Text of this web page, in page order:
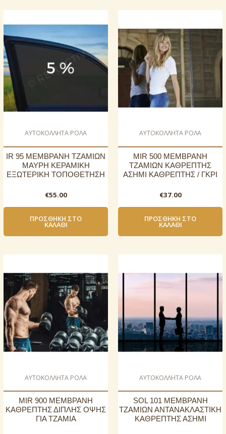
AΥΤΟΚΟΛΛΗΤΑ ΡΟΛΑ
IR 95 ΜΕΜΒΡΑΝΗ ΤΖΑΜΙΩΝ
ΜΑΥΡΗ ΚΕΡΑΜΙΚΗ
ΕΞΩΤΕΡΙΚΗ ΤΟΠΟΘΕΤΗΣΗ
€55.00
ΠΡΟΣΘΉΚΗ ΣΤΟ
ΚΑΛΆΘΙ
AΥΤΟΚΟΛΛΗΤΑ ΡΟΛΑ
MIR 500 ΜΕΜΒΡΑΝΗ
ΤΖΑΜΙΩΝ ΚΑΘΡΕΠΤΗΣ
ΑΣΗΜΙ ΚΑΘΡΕΠΤΗΣ / ΓΚΡΙ
€37.00
ΠΡΟΣΘΉΚΗ ΣΤΟ
ΚΑΛΆΘΙ
AΥΤΟΚΟΛΛΗΤΑ ΡΟΛΑ
MIR 900 ΜΕΜΒΡΑΝΗ
ΚΑΘΡΕΠΤΗΣ ΔΙΠΛΗΣ ΟΨΗΣ
ΓΙΑ ΤΖΑΜΙΑ
AΥΤΟΚΟΛΛΗΤΑ ΡΟΛΑ
SOL 101 ΜΕΜΒΡΑΝΗ
ΤΖΑΜΙΩΝ ΑΝΤΑΝΑΚΛΑΣΤΙΚΗ
ΚΑΘΡΕΠΤΗΣ ΑΣΗΜΙ